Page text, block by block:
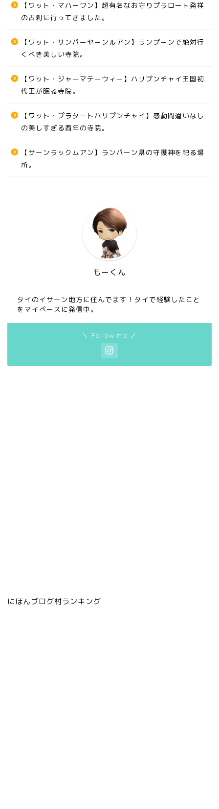
【ワット・マハーワン】超有名なお守りプラロート発祥
の古刹に行ってきました。
【ワット・サンパーヤーンルアン】ランプーンで絶対行
くべき美しい寺院。
【ワット・ジャーマテーウィー】ハリプンチャイ王国初
代王が眠る寺院。
【ワット・プラタートハリプンチャイ】感動間違いなし
の美しすぎる酉年の寺院。
【サーンラックムアン】ランパーン県の守護神を祀る場
所。
もーくん
タイのイサーン地方に住んでます！タイで経験したこと
をマイペースに発信中。
＼ Follow me ／
にほんブログ村ランキング